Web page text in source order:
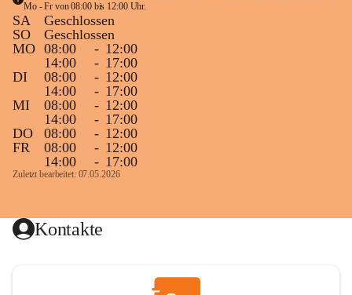
Mo - Fr von 08:00 bis 12:00 Uhr.
SA
Geschlossen
SO
Geschlossen
MO 08:00 - 12:00
14:00
- 17:00
DI
08:00 - 12:00
14:00
- 17:00
MI
08:00 - 12:00
14:00
- 17:00
DO
08:00 - 12:00
FR
08:00 - 12:00
14:00
- 17:00
Zuletzt bearbeitet: 07.05.2026
Kontakte